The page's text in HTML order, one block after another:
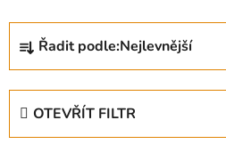
Ř
z
Řadit podle:Nejlevnější
OTEVŘÍT FILTR